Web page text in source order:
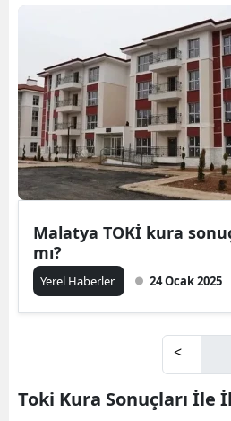
Malatya TOKİ kura
mı?
Yerel Haberler 24 Ocak 2025
<
Toki Kura Sonuçları İle